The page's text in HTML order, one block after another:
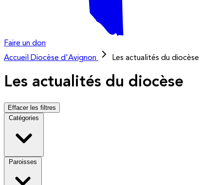
Faire un don
Accueil
Diocèse d'Avignon Les actualités du diocèse
Les actualités du diocèse
Effacer les filtres
Catégories
Paroisses